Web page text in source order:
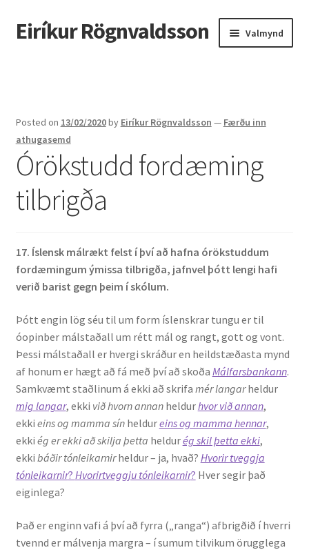
Fara
beint
Hoppa
yfir
Eiríkur Rögnvaldsson Valmynd
Ætt
Líf og starf
Myndir
Kennsla
Kennd námskeið
Kennsluefni
Yfirlit um kennslu
Stjórnun
Innan Háskólans
Samstarfsverkefni
Utan Háskólans
Posted on 13/02/2020by Eiríkur Rögnvaldsson — Færðu inn
athugasemd
Órökstudd fordæming
tilbrigða
17. Íslensk málrækt felst í því að hafna órökstuddum
fordæmingum ýmissa tilbrigða, jafnvel þótt lengi hafi
verið barist gegn þeim í skólum.
Þótt engin lög séu til um form íslenskrar tungu er til
óopinber málstaðall um rétt mál og rangt, gott og vont.
Þessi málstaðall er hvergi skráður en heildstæðasta mynd
af honum er hægt að fá með því að skoða Málfarsbankann.
Samkvæmt staðlinum á ekki að skrifa mér langarheldur
mig langar, ekki við hvorn annanheldurhvor við annan,
ekki eins og mamma sínheldureins og mamma hennar,
ekki ég er ekki að skilja þetta heldurég skil þetta ekki,
ekki báðir tónleikarnirheldur – ja, hvað? Hvorir tveggja
tónleikarnir? Hvorirtveggju tónleikarnir? Hver segir það
eiginlega?
Það er enginn vafi á því að fyrra („ranga“) afbrigðið í hverri
tvennd er málvenja margra – í sumum tilvikum örugglega